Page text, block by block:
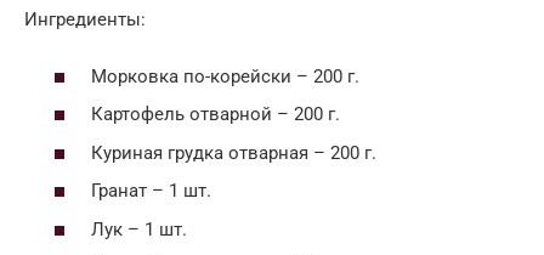
Ингредиенты:
Морковка по-корейски – 200 г.
Картофель отварной – 200 г.
Куриная грудка отварная – 200 г.
Гранат – 1 шт.
Лук – 1 шт.